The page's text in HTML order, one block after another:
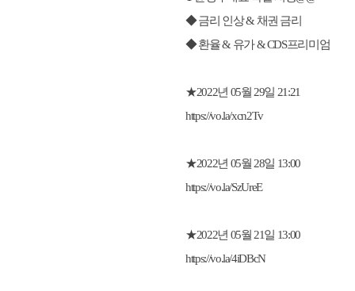
◆ 금리 인상 & 채권 금리
◆ 환율 & 유가 & CDS프리미엄
★2022년 05월 29일 21:21
https://vo.la/xcn2Tv
★2022년 05월 28일 13:00
https://vo.la/SzUreE
★2022년 05월 21일 13:00
https://vo.la/4iDBcN